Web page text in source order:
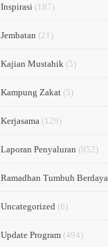
Inspirasi (187)
Jembatan (21)
Kajian Mustahik (5)
Kampung Zakat (5)
Kerjasama (129)
Laporan Penyaluran (852)
Ramadhan Tumbuh Berdaya
Uncategorized (6)
Update Program (494)